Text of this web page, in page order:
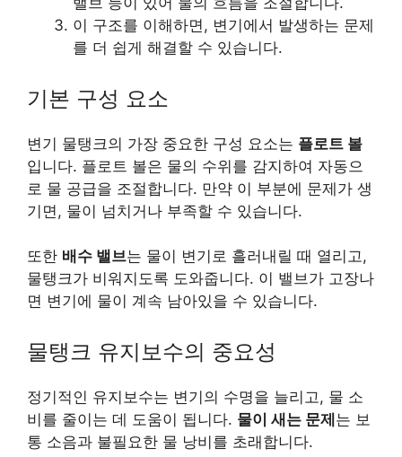
이 구조를 이해하면, 변기에서 발생하는 문제
를 더 쉽게 해결할 수 있습니다.
기본 구성 요소
변기 물탱크의 가장 중요한 구성 요소는 플로트 볼
입니다. 플로트 볼은 물의 수위를 감지하여 자동으
로 물 공급을 조절합니다. 만약 이 부분에 문제가 생
기면, 물이 넘치거나 부족할 수 있습니다.
또한 배수 밸브는 물이 변기로 흘러내릴 때 열리고,
물탱크가 비워지도록 도와줍니다. 이 밸브가 고장나
면 변기에 물이 계속 남아있을 수 있습니다.
물탱크 유지보수의 중요성
정기적인 유지보수는 변기의 수명을 늘리고, 물 소
비를 줄이는 데 도움이 됩니다. 물이 새는 문제는 보
통 소음과 불필요한 물 낭비를 초래합니다.